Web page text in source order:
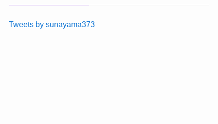
Tweets by sunayama373